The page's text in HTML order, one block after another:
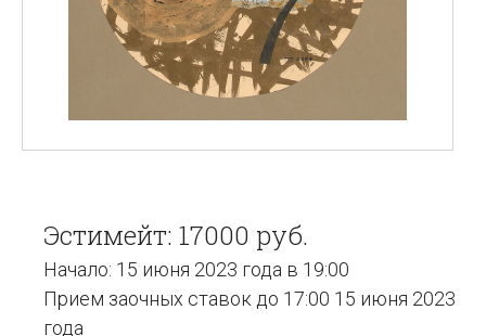
Эстимейт: 17000 руб.
Начало: 15 июня 2023 года в 19:00
Прием заочных ставок до 17:00 15 июня 2023
года